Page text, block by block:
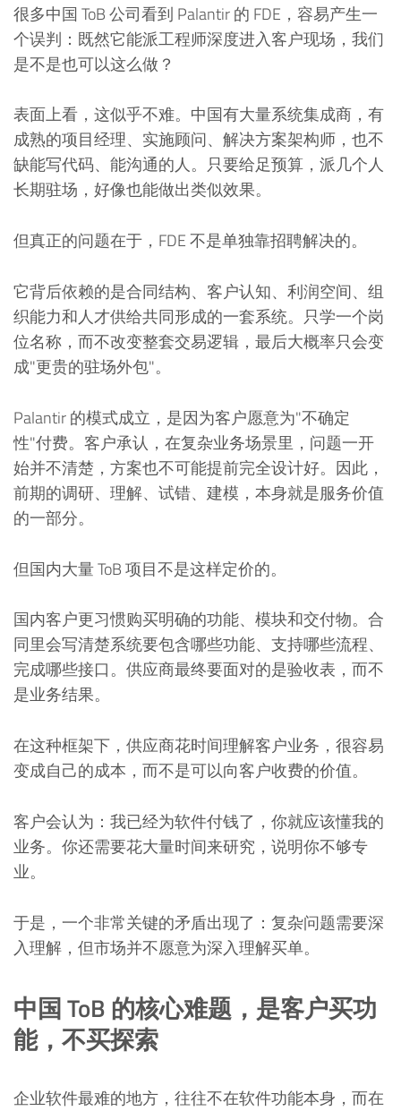
很多中国 ToB 公司看到 Palantir 的 FDE，容易产生一
个误判：既然它能派工程师深度进入客户现场，我们
是不是也可以这么做？
表面上看，这似乎不难。中国有大量系统集成商，有
成熟的项目经理、实施顾问、解决方案架构师，也不
缺能写代码、能沟通的人。只要给足预算，派几个人
长期驻场，好像也能做出类似效果。
但真正的问题在于，FDE 不是单独靠招聘解决的。
它背后依赖的是合同结构、客户认知、利润空间、组
织能力和人才供给共同形成的一套系统。只学一个岗
位名称，而不改变整套交易逻辑，最后大概率只会变
成"更贵的驻场外包"。
Palantir 的模式成立，是因为客户愿意为"不确定
性"付费。客户承认，在复杂业务场景里，问题一开
始并不清楚，方案也不可能提前完全设计好。因此，
前期的调研、理解、试错、建模，本身就是服务价值
的一部分。
但国内大量 ToB 项目不是这样定价的。
国内客户更习惯购买明确的功能、模块和交付物。合
同里会写清楚系统要包含哪些功能、支持哪些流程、
完成哪些接口。供应商最终要面对的是验收表，而不
是业务结果。
在这种框架下，供应商花时间理解客户业务，很容易
变成自己的成本，而不是可以向客户收费的价值。
客户会认为：我已经为软件付钱了，你就应该懂我的
业务。你还需要花大量时间来研究，说明你不够专
业。
于是，一个非常关键的矛盾出现了：复杂问题需要深
入理解，但市场并不愿意为深入理解买单。
中国 ToB 的核心难题，是客户买功
能，不买探索
企业软件最难的地方，往往不在软件功能本身，而在